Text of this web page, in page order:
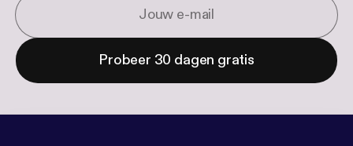
Probeer 30 dagen gratis